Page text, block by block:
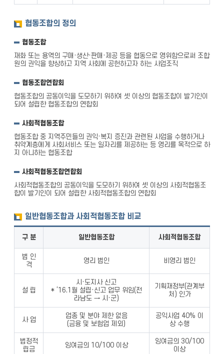
협동조합의 정의
협동조합
재화 또는 용역의 구매·생산·판매·제공 등을 협동으로 영위함으로써 조합
원의 권익을 향상하고 지역 사회에 공헌하고자 하는 사업조직
협동조합연합회
협동조합의 공동이익을 도모하기 위하여 셋 이상의 협동조합이 발기인이
되어 설립한 협동조합의 연합회
사회적협동조합
협동조합 중 지역주민들의 권익·복지 증진과 관련된 사업을 수행하거나
취약계층에게 사회서비스 또는 일자리를 제공하는 등 영리를 목적으로 하
지 아니하는 협동조합
사회적협동조합연합회
사회적협동조합의 공동이익을 도모하기 위하여 셋 이상의 사회적협동조
합이 발기인이 되어 설립한 사회적협동조합의 연합회
일반협동조합과 사회적협동조합 비교
구 분 일반협동조합 사회적협동조합
법 인
격
영리 법인 비영리 법인
설 립
시·도지사 신고
* ‘16.1월 설립·신고 업무 위임(전
라남도 → 시·군)
기획재정부(관계부
처) 인가
사 업
업종 및 분야 제한 없음
(금융 및 보험업 제외)
공익사업 40% 이
상 수행
법정적
립금
잉여금의 10/100 이상
잉여금의 30/100
이상